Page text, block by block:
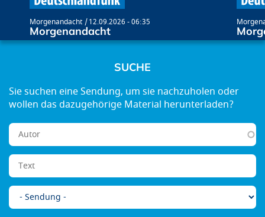
Morgenandacht 12.09.2026 - 06:35
Morgenandacht
SUCHE